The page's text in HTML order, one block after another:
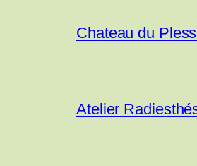
Chateau du
Atelier